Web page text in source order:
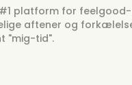
#1 platform for
aftener og
"mig-tid".